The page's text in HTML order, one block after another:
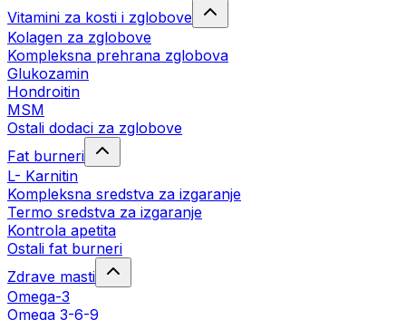
Vitamini za kosti i zglobove
Kolagen za zglobove
Kompleksna prehrana zglobova
Glukozamin
Hondroitin
MSM
Ostali dodaci za zglobove
Fat burneri
L- Karnitin
Kompleksna sredstva za izgaranje
Termo sredstva za izgaranje
Kontrola apetita
Ostali fat burneri
Zdrave masti
Omega-3
Omega 3-6-9